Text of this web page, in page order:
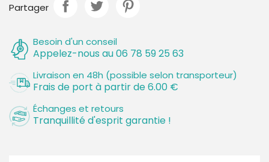
Partager
Besoin d'un conseil
Appelez-nous au 06 78 59 25 63
Livraison en 48h (possible selon transporteur)
Frais de port à partir de 6.00 €
Échanges et retours
Tranquillité d'esprit garantie !